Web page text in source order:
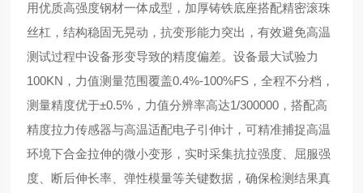
用优质高强度钢材一体成型，加厚铸铁底座搭配精密滚珠
丝杠，结构稳固无晃动，抗变形能力突出，有效避免高温
测试过程中设备形变导致的精度偏差。设备最大试验力
100KN，力值测量范围覆盖0.4%-100%FS，全程不分档，
测量精度优于±0.5%，力值分辨率高达1/300000，搭配高
精度拉力传感器与高温适配电子引伸计，可精准捕捉高温
环境下合金拉伸的微小变形，实时采集抗拉强度、屈服强
度、断后伸长率、弹性模量等关键数据，确保检测结果真